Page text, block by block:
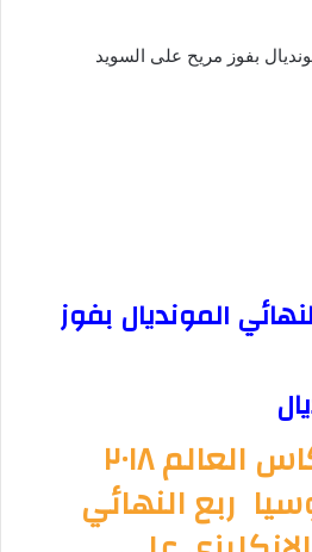
بفوز مريح على السويد
المونديال بفوز
ضمن مباريات كاس العالم ٢٠١٨
ربع النهائي